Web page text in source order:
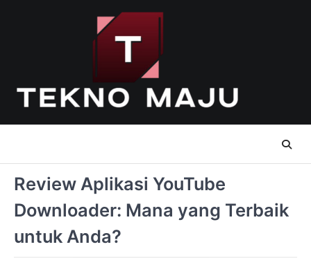
Review Aplikasi YouTube
Downloader: Mana yang Terbaik
untuk Anda?